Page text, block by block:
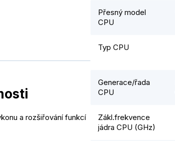
a rozšiřování funkcí
Přesný model
CPU
Typ CPU
Generace/řada
CPU
Zákl.frekvence
jádra CPU (GHz)